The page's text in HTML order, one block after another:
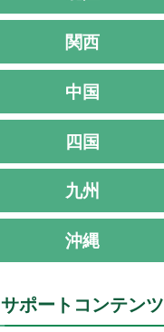
関西
中国
四国
九州
沖縄
サポートコンテンツ